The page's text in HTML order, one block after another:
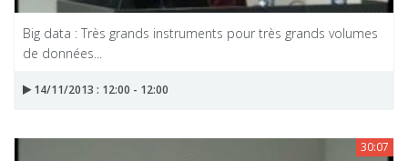
Big data : Très grands instruments pour très grands volumes
de données...
14/11/2013 : 12:00 - 12:00
30:07